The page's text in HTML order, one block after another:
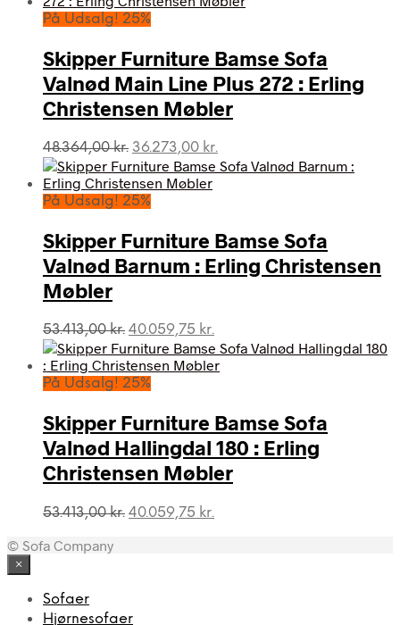
var:
På Udsalg! 25%
Skipper Furniture Bamse Sofa
Valnød Main Line Plus 272 : Erling
Christensen Møbler
48.364,00kr. Den
oprindelige
pris
var:
36.273,00 kr.
aktuelle
På Udsalg! 25%
Skipper Furniture Bamse Sofa
Valnød Barnum : Erling Christensen
Møbler
53.413,00kr. Den
oprindelige
pris
var:
40.059,75 kr.
aktuelle
pris
På Udsalg! 25%
Skipper Furniture Bamse Sofa
Valnød Hallingdal 180 : Erling
Christensen Møbler
53.413,00kr. Den
40.059,75 kr.
© Sofa Company
×
Sofaer
Hjørnesofaer